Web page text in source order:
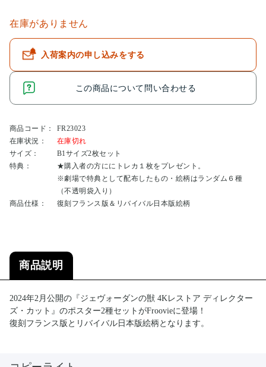
在庫がありません
入荷案内の申し込みをする
この商品について問い合わせる
商品コード：
FR23023
在庫状況：
在庫切れ
サイズ：
B1サイズ2枚セット
特典：
★購入者の方ににトレカ１枚をプレゼント。
※劇場で特典として配布したもの・絵柄はランダム６種
（不透明袋入り）
商品仕様：
復刻フランス版＆リバイバル日本版絵柄
商品説明
2024年2月公開の『ジェヴォーダンの獣 4Kレストア ディレクター
ズ・カット』のポスター2種セットがFroovieに登場！
復刻フランス版とリバイバル日本版絵柄となります。